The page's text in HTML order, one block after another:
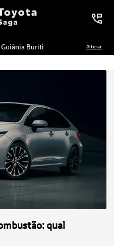
Goiânia Buriti Alterar
qual